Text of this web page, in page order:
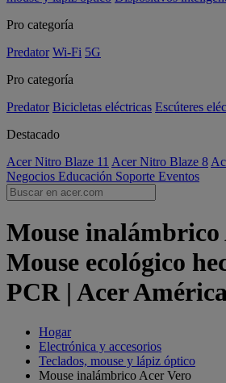
Pro categoría
Predator Wi-Fi 5G
Pro categoría
Predator Bicicletas eléctricas Escúteres
Destacado
Acer Nitro Blaze 11 Acer Nitro Blaze 8
Negocios Educación Soporte Eventos
Mouse inalámbrico
Mouse ecológico
PCR | Acer
Hogar
Electrónica y accesorios
Teclados, mouse y lápiz óptico
Mouse inalámbrico Acer Vero